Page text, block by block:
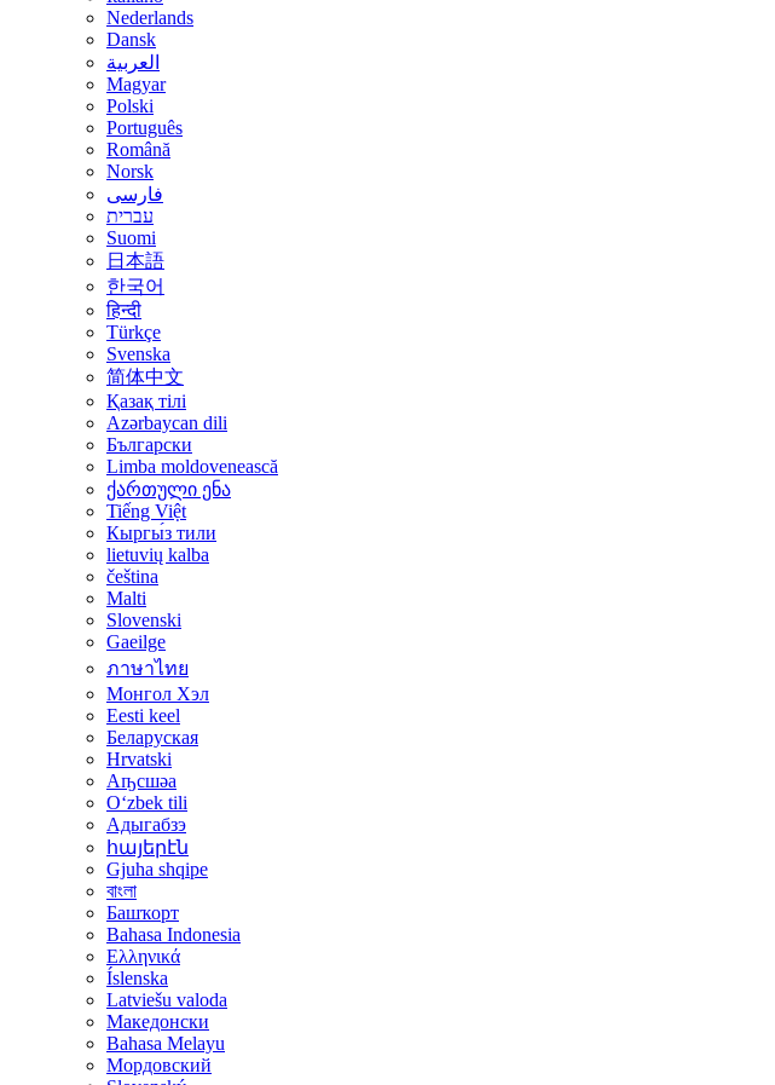
Nederlands
Dansk
العربية
Magyar
Polski
Português
Română
Norsk
فارسی
עברית
Suomi
日本語
한국어
हिन्दी
Türkçe
Svenska
简体中文
Қазақ тілі
Azərbaycan dili
Български
Limba moldovenească
ქართული ენა
Tiếng Việt
Кыргы́з тили
lietuvių kalba
čeština
Malti
Slovenski
Gaeilge
ภาษาไทย
Монгол Хэл
Eesti keel
Беларуская
Hrvatski
Аҧсшәа
Oʻzbek tili
Адыгабзэ
հայերէն
Gjuha shqipe
বাংলা
Башҡорт
Bahasa Indonesia
Ελληνικά
Íslenska
Latviešu valoda
Македонски
Bahasa Melayu
Мордовский